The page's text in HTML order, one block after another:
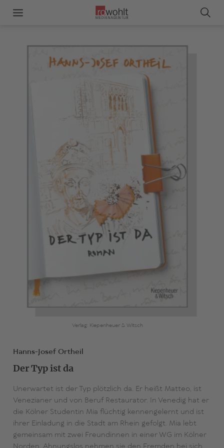
Verlag: Kiepenheuer & Witsch
Hanns-Josef Ortheil
Der Typ ist da
Unerwartet ist der Typ plötzlich da. Er heißt Matteo, ist
Venezianer und von Beruf Restaurator. In Venedig hat er
die Kölner Studentin Mia flüchtig kennengelernt und ist
ihrer Einladung in die Stadt am Rhein gefolgt. Mia lebt
gemeinsam mit zwei Freundinnen in einer WG im Kölner